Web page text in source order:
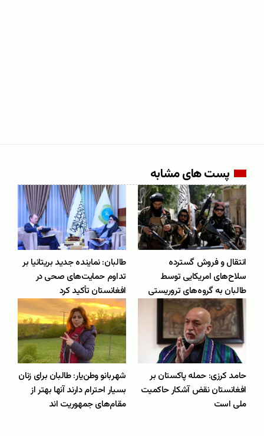
پست های مشابه
انتقال و فروش گسترده
سلاح‌های امریکایی توسط
طالبان به گروه‌های تروریستی
طالبان: نماینده‌ جدید بریتانیا بر
تداوم حمایت‌های صحی در
افغانستان تأکید کرد
حامد کرزی: حمله پاکستان بر
افغانستان نقض آشکار حاکمیت
ملی است
شهربانو وطن‌یار: طالبان برای زنان
بسیار احترام دارند آنها بهتر از
مقام‌های جمهوریت اند